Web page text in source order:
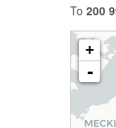
To 200
+
-